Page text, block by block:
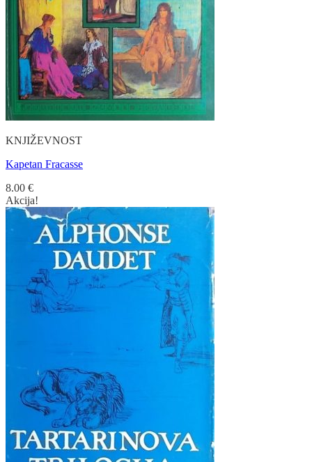
KNJIŽEVNOST
Kapetan Fracasse
8.00 €
Akcija!